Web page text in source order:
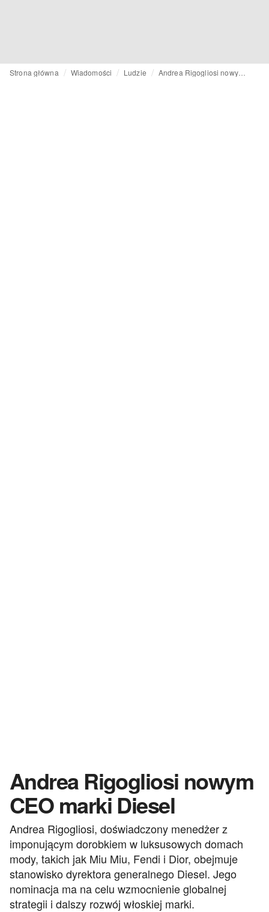
Strona główna Wiadomości Ludzie Andrea Rigogliosi nowym CEO marki Diesel
Andrea Rigogliosi nowym
CEO marki Diesel
Andrea Rigogliosi, doświadczony menedżer z
imponującym dorobkiem w luksusowych domach
mody, takich jak Miu Miu, Fendi i Dior, obejmuje
stanowisko dyrektora generalnego Diesel. Jego
nominacja ma na celu wzmocnienie globalnej
strategii i dalszy rozwój włoskiej marki.